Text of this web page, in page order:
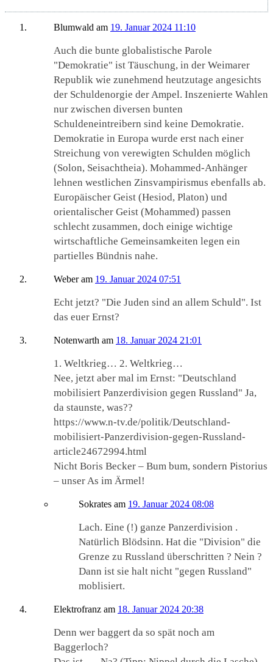
Blumwald am 19. Januar 2024 11:10
Auch die bunte globalistische Parole
"Demokratie" ist Täuschung, in der Weimarer
Republik wie zunehmend heutzutage angesichts
der Schuldenorgie der Ampel. Inszenierte Wahlen
nur zwischen diversen bunten
Schuldeneintreibern sind keine Demokratie.
Demokratie in Europa wurde erst nach einer
Streichung von verewigten Schulden möglich
(Solon, Seisachtheia). Mohammed-Anhänger
lehnen westlichen Zinsvampirismus ebenfalls ab.
Europäischer Geist (Hesiod, Platon) und
orientalischer Geist (Mohammed) passen
schlecht zusammen, doch einige wichtige
wirtschaftliche Gemeinsamkeiten legen ein
partielles Bündnis nahe.
Weberam 19. Januar 2024 07:51
Echt jetzt? "Die Juden sind an allem Schuld". Ist
das euer Ernst?
Notenwarth am 18. Januar 2024 21:01
1. Weltkrieg… 2. Weltkrieg…
Nee, jetzt aber mal im Ernst: "Deutschland
mobilisiert Panzerdivision gegen Russland" Ja,
da staunste, was??
https://www.n-tv.de/politik/Deutschland-
mobilisiert-Panzerdivision-gegen-Russland-
article24672994.html
Nicht Boris Becker – Bum bum, sondern Pistorius
– unser As im Ärmel!
Sokrates am 19. Januar 2024 08:08
Lach. Eine (!) ganze Panzerdivision .
Natürlich Blödsinn. Hat die "Division" die
Grenze zu Russland überschritten ? Nein ?
Dann ist sie halt nicht "gegen Russland"
moblisiert.
Elektrofranz am 18. Januar 2024 20:38
Denn wer baggert da so spät noch am
Baggerloch?